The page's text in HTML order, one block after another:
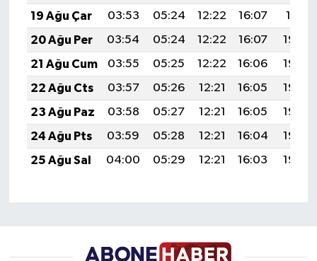
19 Ağu Çar
03:53 05:24 12:22 16:07
19:11
20 Ağu Per
03:54 05:24 12:22 16:07
19:09
21 Ağu Cum
03:55 05:25 12:22 16:06
19:08
22 Ağu Cts
03:57 05:26 12:21 16:05
19:06
23 Ağu Paz
03:58 05:27 12:21 16:05
19:05
24 Ağu Pts
03:59 05:28 12:21 16:04
19:04
25 Ağu Sal
04:00 05:29 12:21 16:03 19:02